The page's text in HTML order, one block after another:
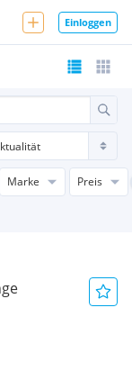
Einloggen
Marke Preis